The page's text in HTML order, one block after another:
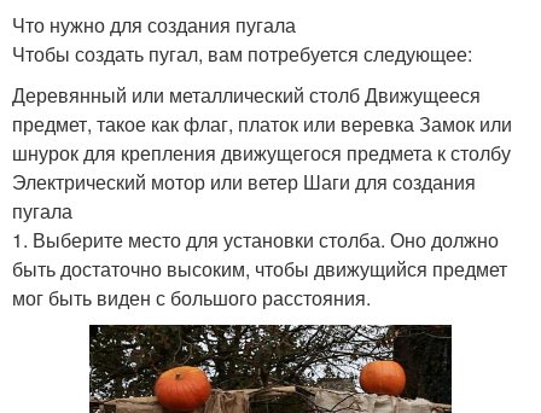
Что нужно для создания пугала
Чтобы создать пугал, вам потребуется следующее:
Деревянный или металлический столб Движущееся
предмет, такое как флаг, платок или веревка Замок или
шнурок для крепления движущегося предмета к столбу
Электрический мотор или ветер Шаги для создания
пугала
1. Выберите место для установки столба. Оно должно
быть достаточно высоким, чтобы движущийся предмет
мог быть виден с большого расстояния.